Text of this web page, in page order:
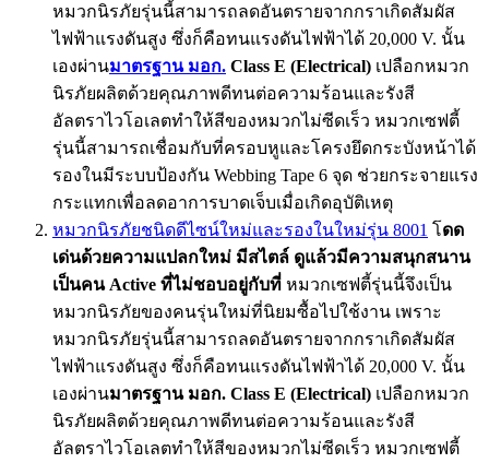
หมวกนิรภัยรุ่นนี้สามารถลดอันตรายจากกราเกิดสัมผัส
ไฟฟ้าแรงดันสูง ซึ่งก็คือทนแรงดันไฟฟ้าได้ 20,000 V. นั้น
เองผ่านมาตรฐาน มอก. Class E (Electrical) เปลือกหมวก
นิรภัยผลิตด้วยคุณภาพดีทนต่อความร้อนและรังสี
อัลตราไวโอเลตทำให้สีของหมวกไม่ซีดเร็ว หมวกเซฟตี้
รุ่นนี้สามารถเชื่อมกับที่ครอบหูและโครงยึดกระบังหน้าได้
รองในมีระบบป้องกัน Webbing Tape 6 จุด ช่วยกระจายแรง
กระแทกเพื่อลดอาการบาดเจ็บเมื่อเกิดอุบัติเหตุ
หมวกนิรภัยชนิดดีไซน์ใหม่และรองในใหม่รุ่น 8001 โดด
เด่นด้วยความแปลกใหม่ มีสไตล์ ดูแล้วมีความสนุกสนาน
เป็นคน Active ที่ไม่ชอบอยู่กับที่ หมวกเซฟตี้รุ่นนี้จึงเป็น
หมวกนิรภัยของคนรุ่นใหม่ที่นิยมซื้อไปใช้งาน เพราะ
หมวกนิรภัยรุ่นนี้สามารถลดอันตรายจากกราเกิดสัมผัส
ไฟฟ้าแรงดันสูง ซึ่งก็คือทนแรงดันไฟฟ้าได้ 20,000 V. นั้น
เองผ่านมาตรฐาน มอก. Class E (Electrical) เปลือกหมวก
นิรภัยผลิตด้วยคุณภาพดีทนต่อความร้อนและรังสี
อัลตราไวโอเลตทำให้สีของหมวกไม่ซีดเร็ว หมวกเซฟตี้